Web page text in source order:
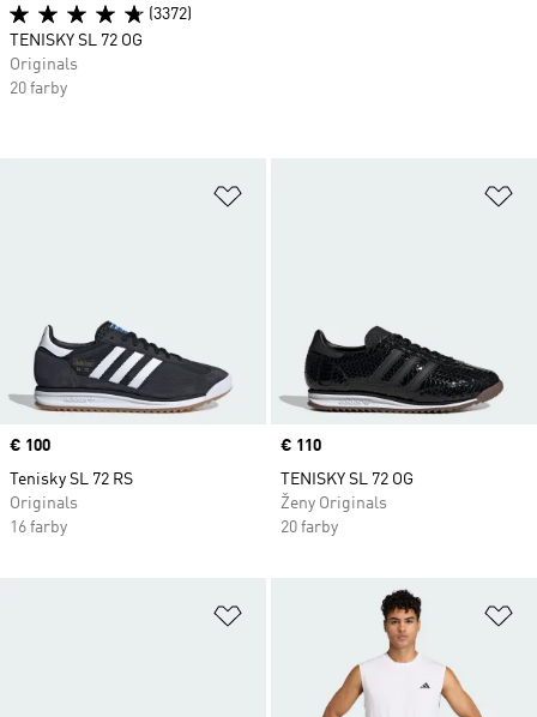
Pridať do zoznamu želaných
Price
€ 100
Tenisky SL 72 RS
Originals
16 farby
Price
€ 110
TENISKY SL 72 OG
Ženy Originals
20 farby
Pridať do zoznamu želaných
(3372)
TENISKY SL 72 OG
Originals
20 farby